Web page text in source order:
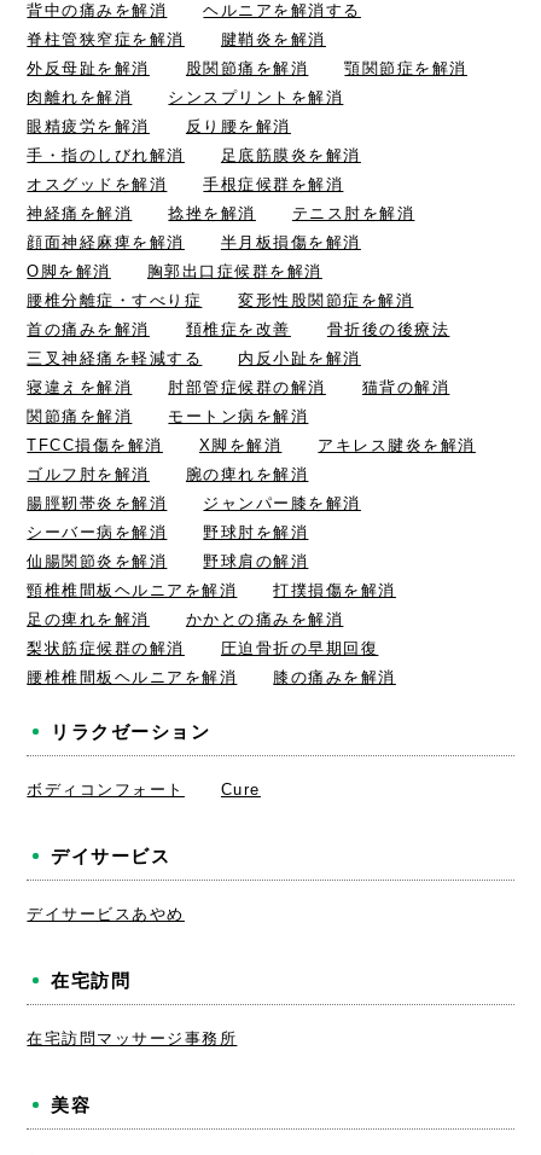
背中の痛みを解消
ヘルニアを解消する
脊柱管狭窄症を解消
腱鞘炎を解消
外反母趾を解消
股関節痛を解消
顎関節症を解消
肉離れを解消
シンスプリントを解消
眼精疲労を解消
反り腰を解消
手・指のしびれ解消
足底筋膜炎を解消
オスグッドを解消
手根症候群を解消
神経痛を解消
捻挫を解消
テニス肘を解消
顔面神経麻痺を解消
半月板損傷を解消
O脚を解消
胸郭出口症候群を解消
腰椎分離症・すべり症
変形性股関節症を解消
首の痛みを解消
頚椎症を改善
骨折後の後療法
三叉神経痛を軽減する
内反小趾を解消
寝違えを解消
肘部管症候群の解消
猫背の解消
関節痛を解消
モートン病を解消
TFCC損傷を解消
X脚を解消
アキレス腱炎を解消
ゴルフ肘を解消
腕の痺れを解消
腸脛靭帯炎を解消
ジャンパー膝を解消
シーバー病を解消
野球肘を解消
仙腸関節炎を解消
野球肩の解消
頸椎椎間板ヘルニアを解消
打撲損傷を解消
足の痺れを解消
かかとの痛みを解消
梨状筋症候群の解消
圧迫骨折の早期回復
腰椎椎間板ヘルニアを解消
膝の痛みを解消
リラクゼーション
ボディコンフォート Cure
デイサービス
デイサービスあやめ
在宅訪問
在宅訪問マッサージ事務所
美容